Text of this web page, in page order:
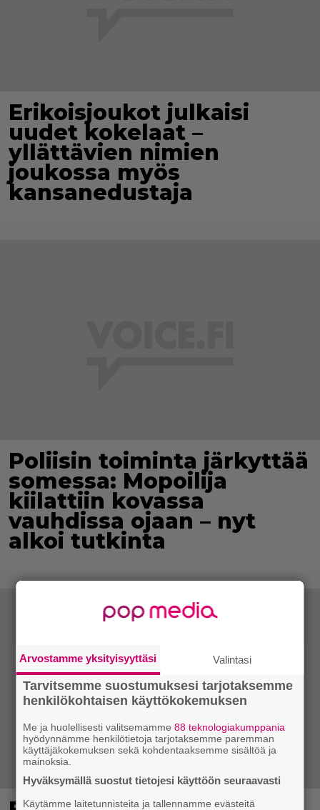
Erikoisjoukot julkaisi
uudet kokelaat –
yllättävien nimien
joukossa myös
kansanedustaja
Poliisin toiminta järkyttää
somessa: Mopoilija
kiilattiin kovassa
vauhdissa ojaan – nyt
alkoi tutkinta
Arvostamme yksityisyyttäsi Valintasi
Tarvitsemme suostumuksesi tarjotaksemme
henkilökohtaisen käyttökokemuksen
Me ja huolellisesti valitsemamme88 teknologiakumppania
hyödynnämme henkilötietoja tarjotaksemme paremman
käyttäjäkokemuksen sekä kohdentaaksemme sisältöä ja
mainoksia.
Hyväksymällä suostut tietojesi käyttöön seuraavasti
Käytämme laitetunnisteita ja tallennamme evästeitä